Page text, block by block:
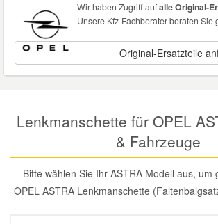
Wir haben Zugriff aufalle Original-
Unsere Kfz-Fachberater beraten Sie
Original-Ersatzteile
Lenkmanschette für OPEL
& Fahrzeuge
Bitte wählen Sie Ihr ASTRA Modell aus, um
OPEL ASTRA Lenkmanschette
Räder und Reifen
Riementrieb
Scheibenreinigung
Zündanlage und Glühanlage
Prüf- und Messwerkzeuge
Reparatur-Zubehör
Reifen Zubehör
Schlüsselgehäuse
Winter-Autozubehör
Cupra Ersatzteile
Dodge Ersatzteile
Honda Ersatzteile